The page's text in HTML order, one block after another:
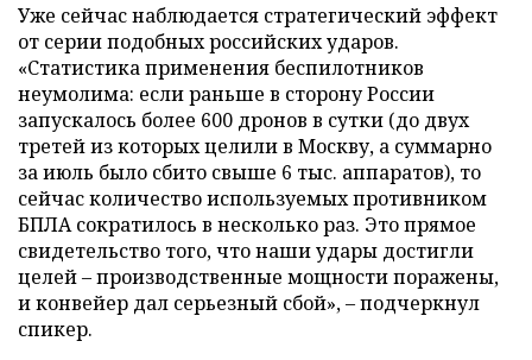
Уже сейчас наблюдается стратегический эффект
от серии подобных российских ударов.
«Статистика применения беспилотников
неумолима: если раньше в сторону России
запускалось более 600 дронов в сутки (до двух
третей из которых целили в Москву, а суммарно
за июль было сбито свыше 6 тыс. аппаратов), то
сейчас количество используемых противником
БПЛА сократилось в несколько раз. Это прямое
свидетельство того, что наши удары достигли
целей – производственные мощности поражены,
и конвейер дал серьезный сбой», – подчеркнул
спикер.